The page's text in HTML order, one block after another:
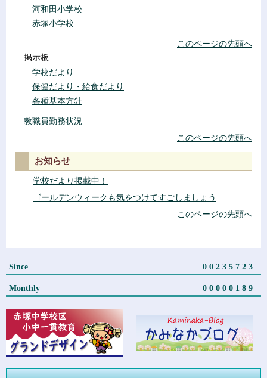
Since 00235723
Monthly 00000189
河和田小学校
赤塚小学校
このページの先頭へ
掲示板
学校だより
保健だより・給食だより
各種基本方針
教職員勤務状況
このページの先頭へ
お知らせ
学校だより掲載中！
ゴールデンウィークも気をつけてすごしましょう
このページの先頭へ